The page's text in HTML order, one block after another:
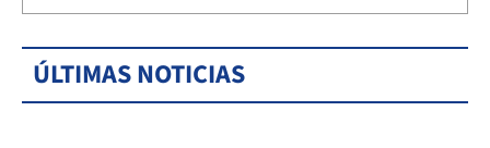
ÚLTIMAS NOTICIAS